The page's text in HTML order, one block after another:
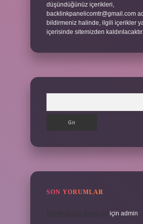
düşündüğünüz içerikleri,
backlinkpanelicomtr@gmail.com
bildirmeniz halinde, ilgili içerikler
içerisinde sitemizden kaldırılacaktır.
SON YORUMLAR
için admin